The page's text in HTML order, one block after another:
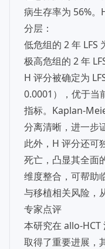
病生存率为 56%。
分层：
低危组的 2 年 LFS
极高危组的 2 年
H 评分被确定为
0.0001），优于当
指标。Kaplan-
分离清晰，进一步
此外，H 评分还可
死亡，凸显其全面
维度整合，可帮助
与移植相关风险，
专家点评
本研究在 allo-HCT
取得了重要进展，